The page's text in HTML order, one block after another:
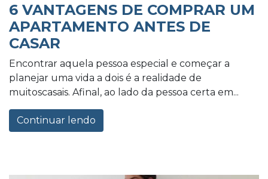
6 VANTAGENS DE COMPRAR UM
APARTAMENTO ANTES DE
CASAR
Encontrar aquela pessoa especial e começar a
planejar uma vida a dois é a realidade de
muitoscasais. Afinal, ao lado da pessoa certa em...
Continuar lendo